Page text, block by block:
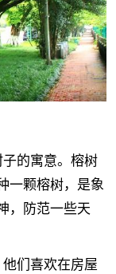
的寓意。榕树
一颗榕树，是象
，防范一些天
们喜欢在房屋